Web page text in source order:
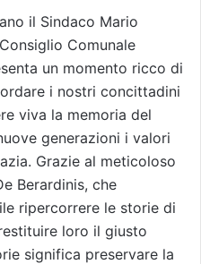
il Sindaco Mario
Comunale
un momento ricco di
i nostri concittadini
viva la memoria del
generazioni i valori
Grazie al meticoloso
Berardinis, che
ripercorrere le storie di
loro il giusto
significa preservare la